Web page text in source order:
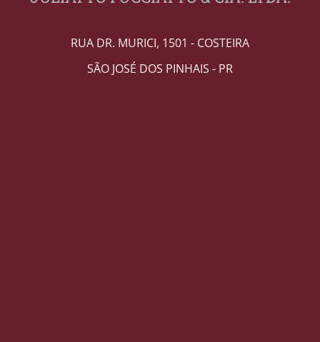
RUA DR. MURICI, 1501 - COSTEIRA
SÃO JOSÉ DOS PINHAIS - PR